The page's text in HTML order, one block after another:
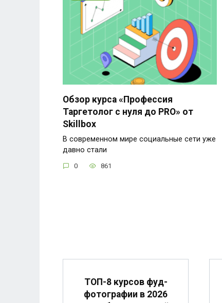
Обзор курса «Профессия
Таргетолог с нуля до PRO» от
Skillbox
В современном мире социальные сети уже
давно стали
0 861
ТОП-8 курсов фуд-
фотографии в 2026